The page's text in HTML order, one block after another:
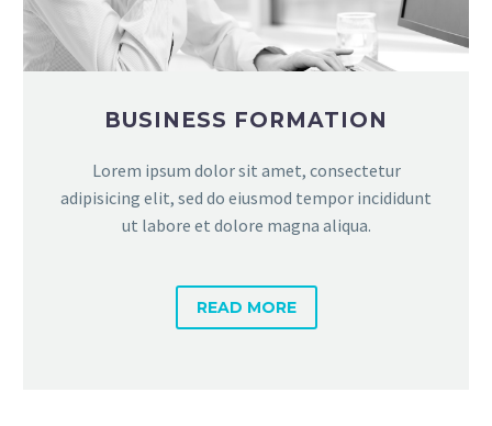
BUSINESS FORMATION
Lorem ipsum dolor sit amet, consectetur
adipisicing elit, sed do eiusmod tempor incididunt
ut labore et dolore magna aliqua.
READ MORE